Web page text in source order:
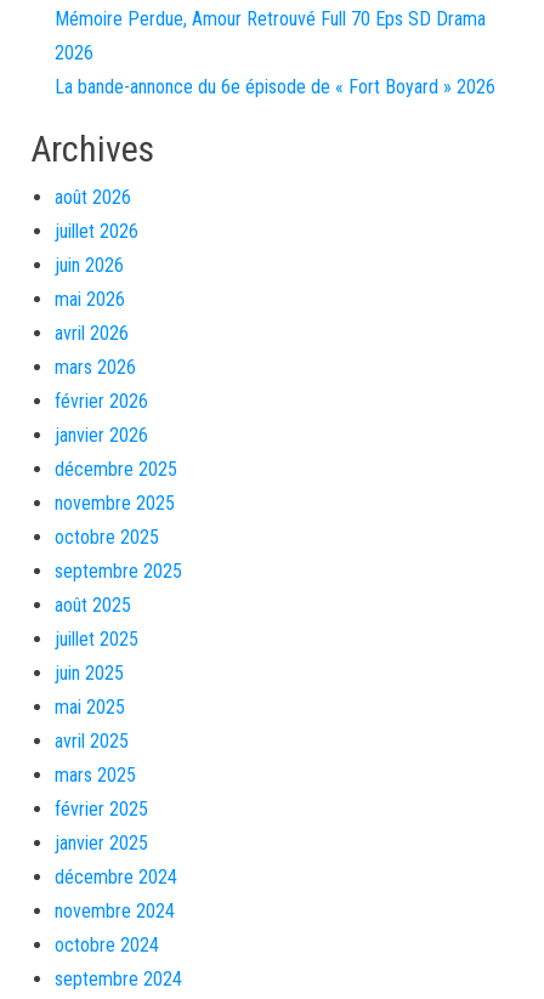
Mémoire Perdue, Amour Retrouvé Full 70 Eps SD Drama
2026
La bande-annonce du 6e épisode de « Fort Boyard » 2026
Archives
août 2026
juillet 2026
juin 2026
mai 2026
avril 2026
mars 2026
février 2026
janvier 2026
décembre 2025
novembre 2025
octobre 2025
septembre 2025
août 2025
juillet 2025
juin 2025
mai 2025
avril 2025
mars 2025
février 2025
janvier 2025
décembre 2024
novembre 2024
octobre 2024
septembre 2024